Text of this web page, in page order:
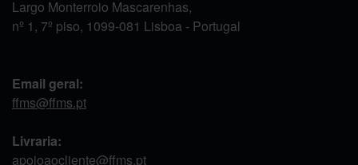
Largo Monterroio Mascarenhas,
nº 1, 7º piso, 1099-081 Lisboa - Portugal
Email geral:
ffms@ffms.pt
Livraria:
apoioaocliente@ffms.pt